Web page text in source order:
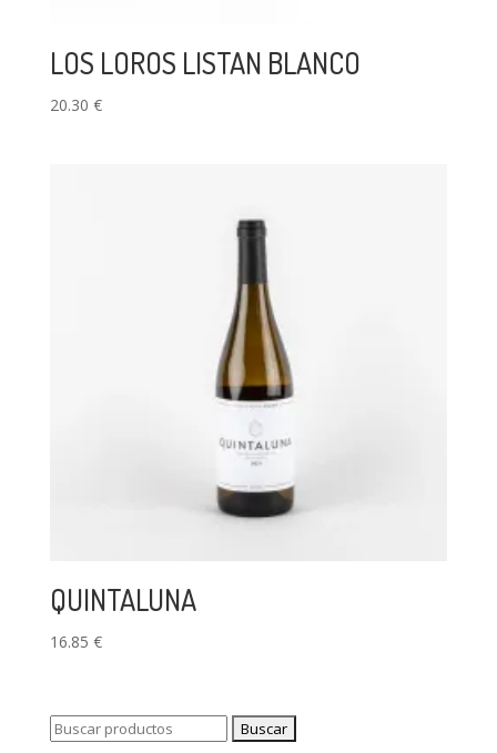
LOS LOROS LISTAN BLANCO
20.30 €
QUINTALUNA
16.85 €
Buscar: